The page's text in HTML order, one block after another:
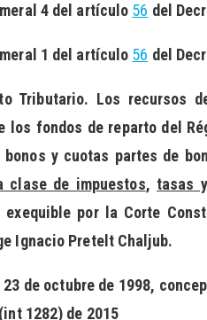
4 del artículo 56 del
1 del artículo 56 del
Tributario. Los recursos
los fondos de reparto del
y cuotas partes de
clase de impuestos, tasas
por la Corte
Ignacio Pretelt Chaljub.
de octubre de 1998,
(int 1282) de 2015